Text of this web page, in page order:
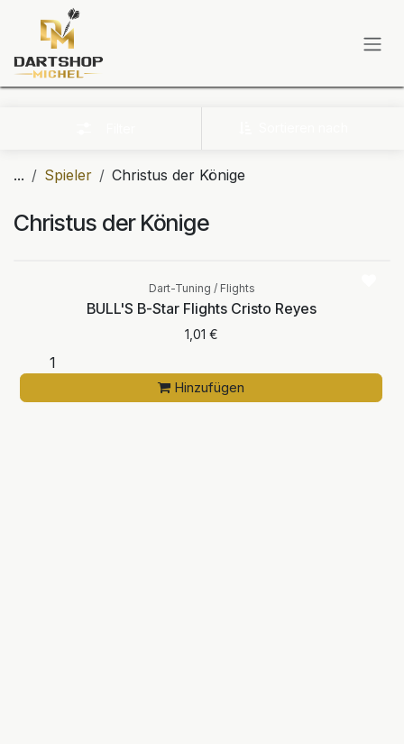
Zum Inhalt springen
... Spieler Christus der Könige
Christus der Könige
Dart-Tuning / Flights
BULL'S B-Star Flights Cristo Reyes
1,01 €
Hinzufügen